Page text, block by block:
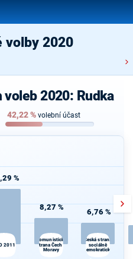
volby 2020
2020: Rudka
42,22% volební účast
%
2011
8,27 %
Komunistická
strana Čech a
Moravy
6,76 %
Česká strana
sociálně
demokratická